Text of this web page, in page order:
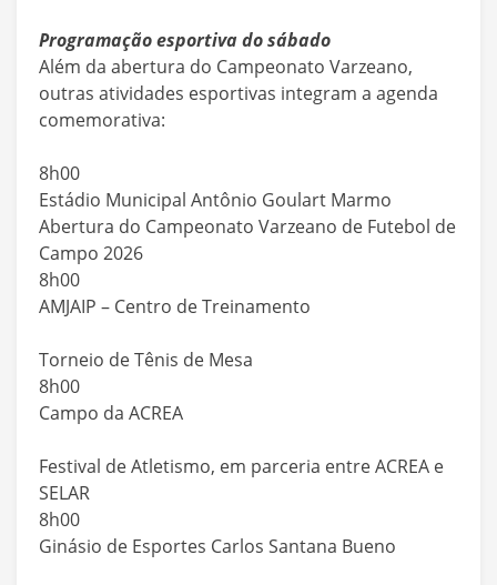
Programação esportiva do sábado
Além da abertura do Campeonato Varzeano,
outras atividades esportivas integram a agenda
comemorativa:
8h00
Estádio Municipal Antônio Goulart Marmo
Abertura do Campeonato Varzeano de Futebol de
Campo 2026
8h00
AMJAIP – Centro de Treinamento
Torneio de Tênis de Mesa
8h00
Campo da ACREA
Festival de Atletismo, em parceria entre ACREA e
SELAR
8h00
Ginásio de Esportes Carlos Santana Bueno